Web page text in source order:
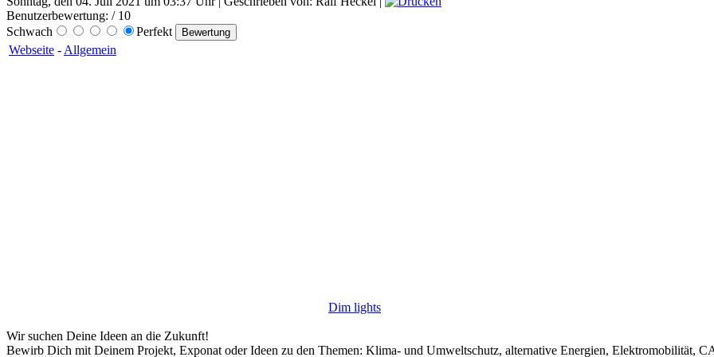
Benutzerbewertung: / 10
Schwach
Perfekt
Webseite - Allgemein
Dim lights
Wir suchen Deine Ideen an die Zukunft!
Bewirb Dich mit Deinem Projekt, Exponat oder Ideen zu den Themen: Klima- und Umweltschutz, alternative Energien, Elektromobilität,